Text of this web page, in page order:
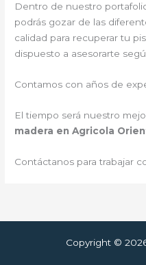
Dentro de nuestro
podrás gozar de las
calidad para recuperar tu
dispuesto a asesorarte
Contamos con años de
El tiempo será nuestro
madera en Agricola
Contáctanos para trabajar
Copyright ©